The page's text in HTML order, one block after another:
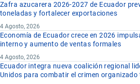
Zafra azucarera 2026-2027 de Ecuador
toneladas y fortalecer exportaciones
4 Agosto, 2026
Economía de Ecuador crece en 2026
interno y aumento de ventas formales
4 Agosto, 2026
Ecuador integra nueva coalición regional
Unidos para combatir el crimen organizado